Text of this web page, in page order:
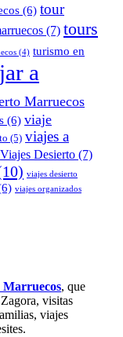
(6) tour
(7) tours
(4) turismo en
a
Marruecos
(6) viaje
(5) viajes a
Viajes Desierto (7)
viajes desierto
viajes organizados
Marruecos, que
visitas
viajes